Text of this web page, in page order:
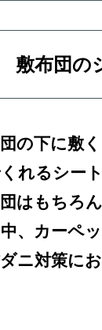
敷布団の
の下に敷
れるシート
はもちろ
、カーペ
ニ対策に